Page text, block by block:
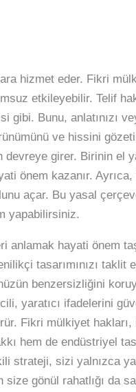
hizmet eder. Fikri
etkileyebilir. Telif
gibi. Bunu, anlatınızı
ve hissini
girer. Birinin el
önem kazanır.
açar. Bu yasal
yapabilirsiniz.
anlamak hayati önem
tasarımınızı taklit
benzersizliğini
yaratıcı ifadelerini
Fikri mülkiyet
hem de endüstriyel
strateji, sizi yalnızca
gönül rahatlığı da